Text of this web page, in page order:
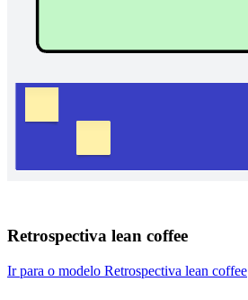
Retrospectiva lean coffee
Ir para o modelo Retrospectiva lean coffee